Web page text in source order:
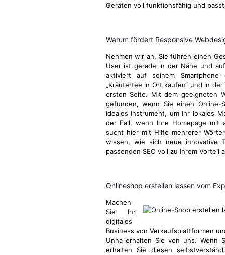
Geräten voll funktionsfähig und
Warum fördert Responsive
Nehmen wir an, Sie führen einen
User ist gerade in der Nähe und
aktiviert auf seinem
„Kräutertee in Ort kaufen“ und in
ersten Seite. Mit dem geeigneten
gefunden, wenn Sie einen
ideales Instrument, um Ihr lokales
der Fall, wenn Ihre Homepage mit
sucht hier mit Hilfe mehrerer
wissen, wie sich neue innovative
passenden SEO voll zu Ihrem Vorteil
Onlineshop erstellen lassen vom
Machen
Sie Ihr
digitales
Business von Verkaufsplattformen
Unna erhalten Sie von uns. Wenn
erhalten Sie diesen